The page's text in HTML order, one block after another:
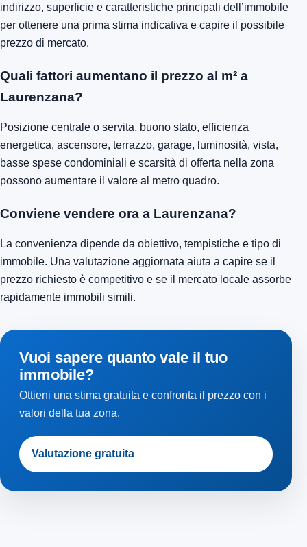
indirizzo, superficie e caratteristiche principali dell’immobile
per ottenere una prima stima indicativa e capire il possibile
prezzo di mercato.
Quali fattori aumentano il prezzo al m² a
Laurenzana?
Posizione centrale o servita, buono stato, efficienza
energetica, ascensore, terrazzo, garage, luminosità, vista,
basse spese condominiali e scarsità di offerta nella zona
possono aumentare il valore al metro quadro.
Conviene vendere ora a Laurenzana?
La convenienza dipende da obiettivo, tempistiche e tipo di
immobile. Una valutazione aggiornata aiuta a capire se il
prezzo richiesto è competitivo e se il mercato locale assorbe
rapidamente immobili simili.
Vuoi sapere quanto vale il tuo
immobile?
Ottieni una stima gratuita e confronta il prezzo con i
valori della tua zona.
Valutazione gratuita